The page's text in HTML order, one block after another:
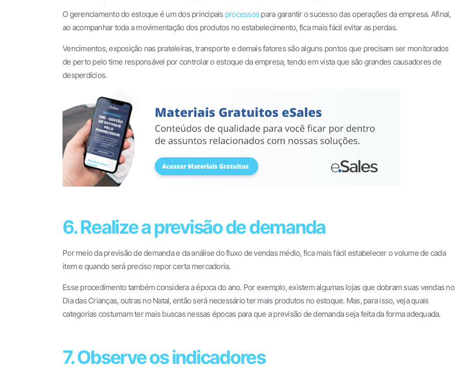
O gerenciamento do estoque é um dos principais processos para garantir o sucesso das operações da empresa. Afinal,
ao acompanhar toda a movimentação dos produtos no estabelecimento, fica mais fácil evitar as perdas.
Vencimentos, exposição nas prateleiras, transporte e demais fatores são alguns pontos que precisam ser monitorados
de perto pelo time responsável por controlar o estoque da empresa, tendo em vista que são grandes causadores de
desperdícios.
6. Realize a previsão de demanda
Por meio da previsão de demanda e da análise do fluxo de vendas médio, fica mais fácil estabelecer o volume de cada
item e quando será preciso repor certa mercadoria.
Esse procedimento também considera a época do ano. Por exemplo, existem algumas lojas que dobram suas vendas no
Dia das Crianças, outras no Natal, então será necessário ter mais produtos no estoque. Mas, para isso, veja quais
categorias costumam ter mais buscas nessas épocas para que a previsão de demanda seja feita da forma adequada.
7. Observe os indicadores